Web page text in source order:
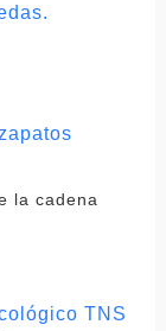
la cadena
TNS